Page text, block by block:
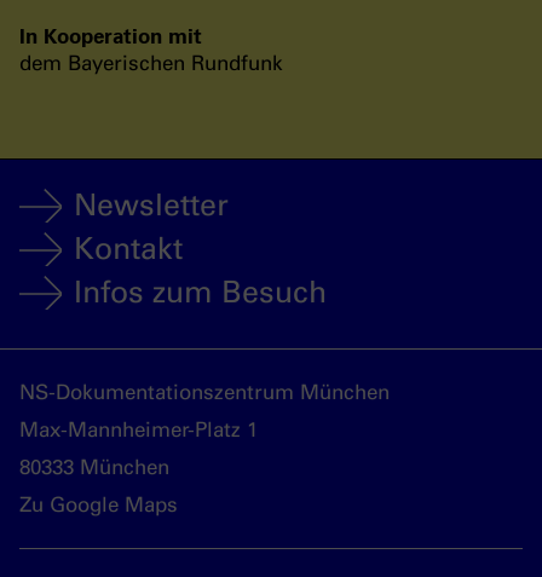
In Kooperation mit
dem Bayerischen Rundfunk
Newsletter
Kontakt
Infos zum Besuch
NS-Dokumentationszentrum München
Max-Mannheimer-Platz 1
80333 München
Zu Google Maps